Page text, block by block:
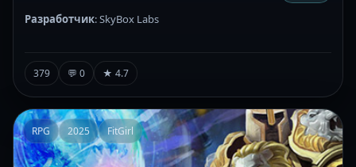
Разработчик: SkyBox Labs
379 💬 0 ★ 4.7
RPG 2025 FitGirl